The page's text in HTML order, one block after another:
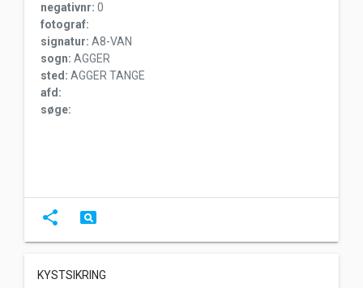
negativnr: 0
fotograf:
signatur: A8-VAN
sogn: AGGER
sted: AGGER TANGE
afd:
søge:
share pageview
KYSTSIKRING